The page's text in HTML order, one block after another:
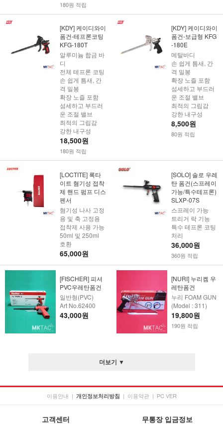
180원 적립
[KDY] 케이디와이
폼건-테프론코팅
KFG-180T
알루미늄 합금 바
디
전체 테프론 코팅
손 쉽게 틈새, 간
격 밀봉
확장 노즐 포함
섬세하고 부드러
운 조절 밸브
최적의 그립감
강한 내구성
18,500원
180원 적립
[KDY] 케이디와이
폼건-보급형 KFG
-180E
메탈바디
손 쉽게 틈새, 간
격 밀봉
확장 노즐 포함
섬세하고 부드러
운 조절 밸브
최적의 그립감
강한 내구성
8,500원
80원 적립
[LOCTITE] 록타
이트 혐기성 접착
제 핸드 펌프 디스
펜서
혐기성 나사 고정
용 및 축 고정용
접착제 사용 가능
50ml 및 250ml
호환
65,000원
[SOLO] 솔로 우레
탄 폼건(스프레이
가능/특수테프론)
SLXP-07S
스프레이 가능
트리거 락 기능
특수 테프론 코팅
처리
36,000원
360원 적립
[FISCHER] 피셔
PVC우레탄폼건
일반형(PVC)
Art No.62400
43,000원
[NURI] 누리켐 우
레탄폼건
누리 FOAM GUN
(Model : 311)
19,800원
190원 적립
더보기 ▼
이용안내 | 개인정보처리방침 | 이용약관 | PC VER
고객센터 무통장 입금정보